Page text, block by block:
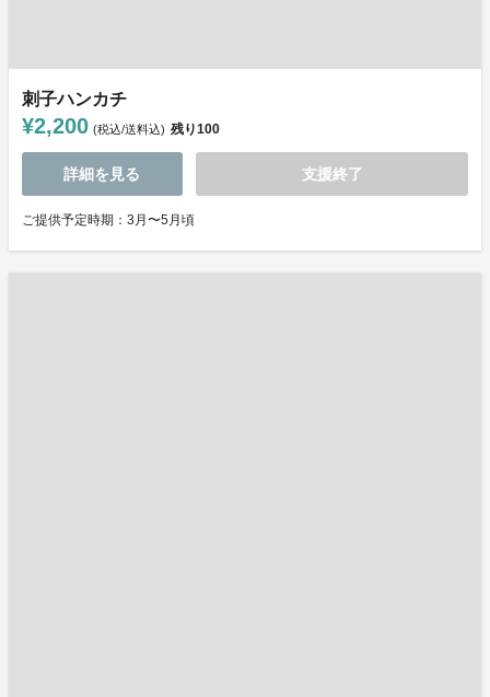
刺子ハンカチ
¥2,200 (税込/送料込) 残り100
詳細を見る 支援終了
ご提供予定時期：3月〜5月頃